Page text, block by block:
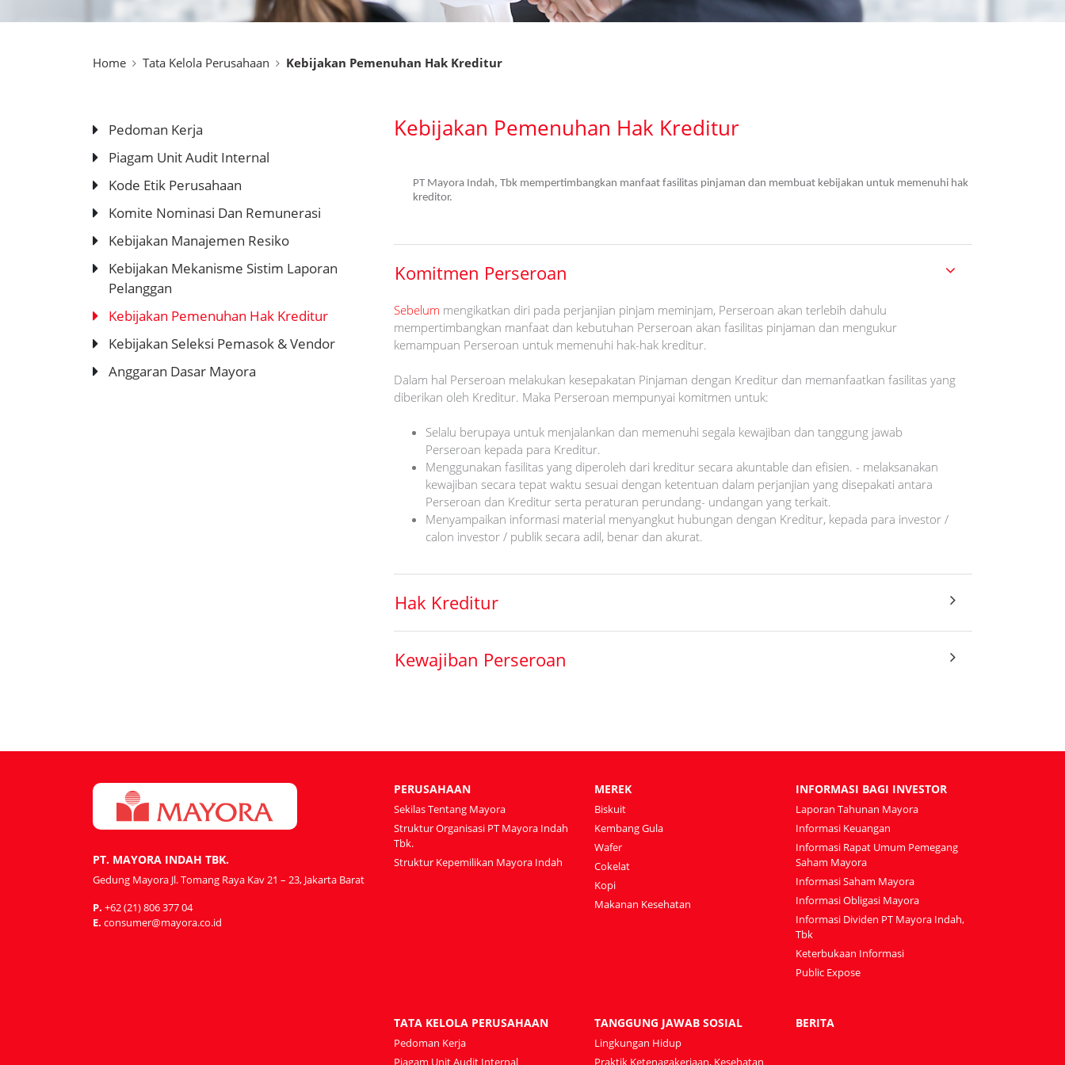
Home Tata Kelola Perusahaan Kebijakan Pemenuhan Hak Kreditur
Pedoman Kerja
Piagam Unit Audit Internal
Kode Etik Perusahaan
Komite Nominasi Dan Remunerasi
Kebijakan Manajemen Resiko
Kebijakan Mekanisme Sistim Laporan
Pelanggan
Kebijakan Pemenuhan Hak Kreditur
Kebijakan Seleksi Pemasok & Vendor
Anggaran Dasar Mayora
Kebijakan Pemenuhan Hak Kreditur
PT Mayora Indah, Tbk mempertimbangkan manfaat fasilitas pinjaman dan membuat kebijakan untuk memenuhi hak
kreditor.
Komitmen Perseroan
Sebelum mengikatkan diri pada perjanjian pinjam meminjam, Perseroan akan terlebih dahulu
mempertimbangkan manfaat dan kebutuhan Perseroan akan fasilitas pinjaman dan mengukur
kemampuan Perseroan untuk memenuhi hak-hak kreditur.
Dalam hal Perseroan melakukan kesepakatan Pinjaman dengan Kreditur dan memanfaatkan fasilitas yang
diberikan oleh Kreditur. Maka Perseroan mempunyai komitmen untuk:
Selalu berupaya untuk menjalankan dan memenuhi segala kewajiban dan tanggung jawab
Perseroan kepada para Kreditur.
Menggunakan fasilitas yang diperoleh dari kreditur secara akuntable dan efisien. - melaksanakan
kewajiban secara tepat waktu sesuai dengan ketentuan dalam perjanjian yang disepakati antara
Perseroan dan Kreditur serta peraturan perundang- undangan yang terkait.
Menyampaikan informasi material menyangkut hubungan dengan Kreditur, kepada para investor /
calon investor / publik secara adil, benar dan akurat.
Hak Kreditur
Kewajiban Perseroan
PT. MAYORA INDAH TBK.
Gedung Mayora Jl. Tomang Raya Kav 21 – 23, Jakarta Barat
P. +62 (21) 806 377 04
E. consumer@mayora.co.id
PERUSAHAAN
Sekilas Tentang Mayora
Struktur Organisasi PT Mayora Indah
Tbk.
Struktur Kepemilikan Mayora Indah
MEREK
Biskuit
Kembang Gula
Wafer
Cokelat
Kopi
Makanan Kesehatan
INFORMASI BAGI INVESTOR
Laporan Tahunan Mayora
Informasi Keuangan
Informasi Rapat Umum Pemegang
Saham Mayora
Informasi Saham Mayora
Informasi Obligasi Mayora
Informasi Dividen PT Mayora Indah,
Tbk
Keterbukaan Informasi
Public Expose
TATA KELOLA PERUSAHAAN
Pedoman Kerja
Piagam Unit Audit Internal
TANGGUNG JAWAB SOSIAL
Lingkungan Hidup
Praktik Ketenagakerjaan, Kesehatan
BERITA